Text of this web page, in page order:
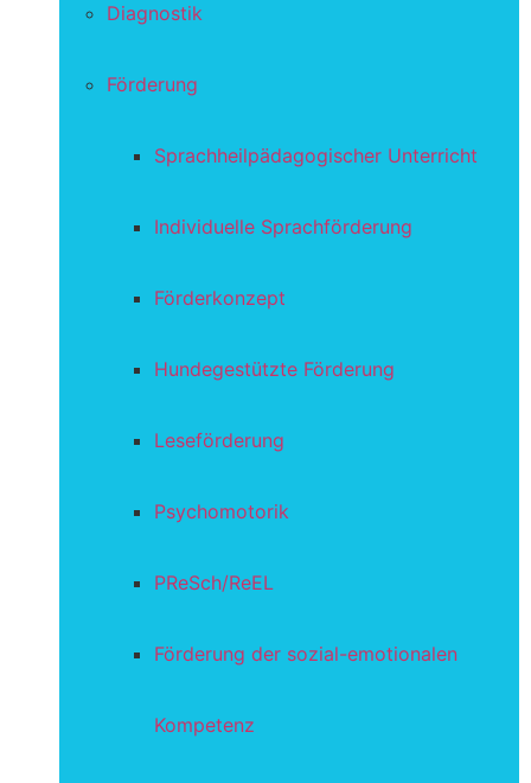
Diagnostik
Förderung
Sprachheilpädagogischer Unterricht
Individuelle Sprachförderung
Förderkonzept
Hundegestützte Förderung
Leseförderung
Psychomotorik
PReSch/ReEL
Förderung der sozial-emotionalen
Kompetenz